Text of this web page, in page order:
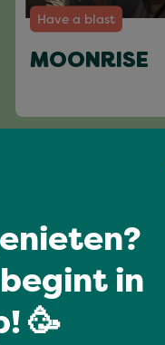
Have a blast
MOONRISE
in
🥳